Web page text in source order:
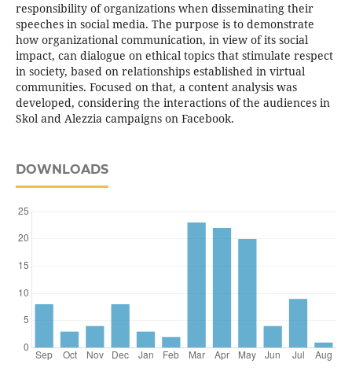
responsibility of organizations when disseminating their
speeches in social media. The purpose is to demonstrate
how organizational communication, in view of its social
impact, can dialogue on ethical topics that stimulate respect
in society, based on relationships established in virtual
communities. Focused on that, a content analysis was
developed, considering the interactions of the audiences in
Skol and Alezzia campaigns on Facebook.
DOWNLOADS